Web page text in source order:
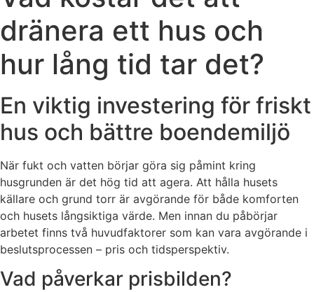
dränera ett hus och
hur lång tid tar det?
En viktig investering för friskt
hus och bättre boendemiljö
När fukt och vatten börjar göra sig påmint kring
husgrunden är det hög tid att agera. Att hålla husets
källare och grund torr är avgörande för både komforten
och husets långsiktiga värde. Men innan du påbörjar
arbetet finns två huvudfaktorer som kan vara avgörande i
beslutsprocessen – pris och tidsperspektiv.
Vad påverkar prisbilden?